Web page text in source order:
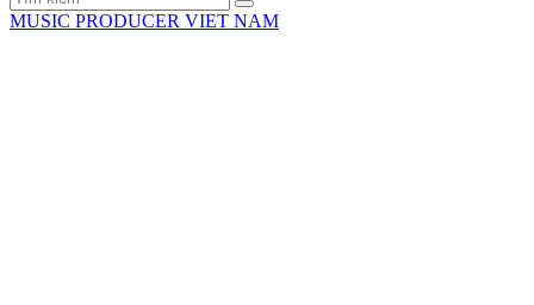
MUSIC PRODUCER VIET NAM